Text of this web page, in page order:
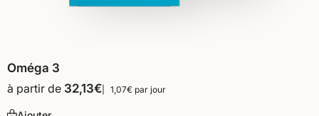
Oméga 3
à partir de 32,13€ 1,07€ par jour